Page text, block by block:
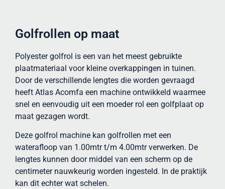
Golfrollen op maat
Polyester golfrol is een van het meest gebruikte
plaatmateriaal voor kleine overkappingen in tuinen.
Door de verschillende lengtes die worden gevraagd
heeft Atlas Acomfa een machine ontwikkeld waarmee
snel en eenvoudig uit een moeder rol een golfplaat op
maat gezagen wordt.
Deze golfrol machine kan golfrollen met een
waterafloop van 1.00mtr t/m 4.00mtr verwerken. De
lengtes kunnen door middel van een scherm op de
centimeter nauwkeurig worden ingesteld. In de praktijk
kan dit echter wat schelen.